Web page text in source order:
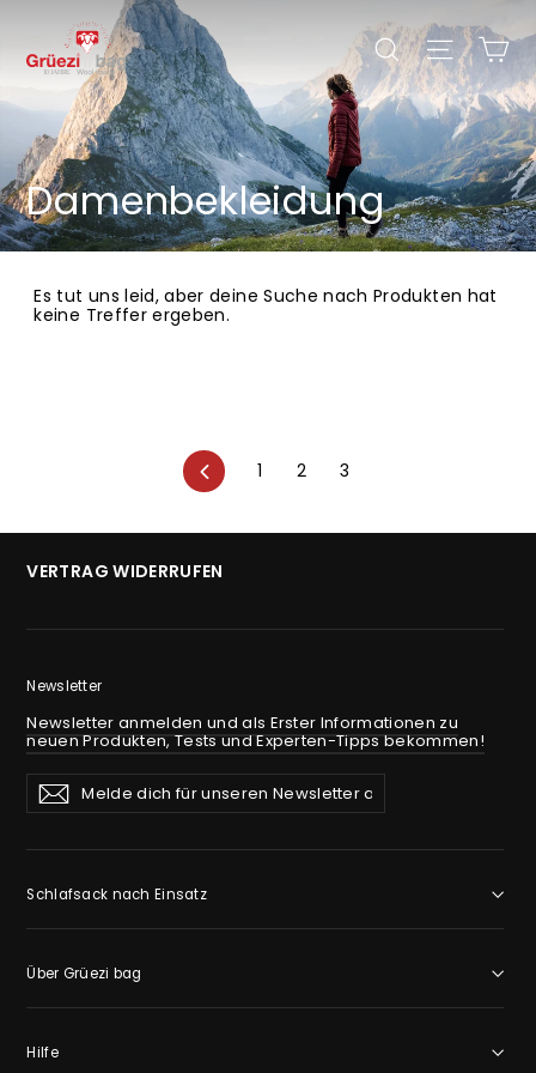
Suche
Damenbekleidung
Es tut uns leid, aber deine Suche nach Produkten hat
keine Treffer ergeben.
Zurück1 2 3
VERTRAG WIDERRUFEN
Newsletter
Newsletter anmelden und als Erster Informationen zu
neuen Produkten, Tests und Experten-Tipps bekommen!
Melde
dich
für
AbonnierenAbonnieren
Schlafsack nach Einsatz
Über Grüezi bag
Hilfe